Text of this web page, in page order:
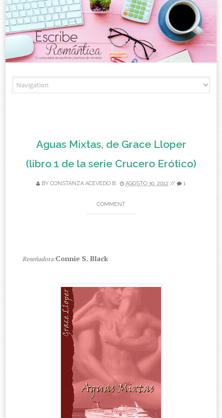
Aguas Mixtas, de Grace Lloper
(libro 1 de la serie Crucero Erótico)
BY CONSTANZA ACEVEDO B. AGOSTO 30, 2012 // 1
COMMENT
Reseñadora:Connie S. Black